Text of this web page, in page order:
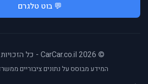
💬 בוט טלגרם
© 2026 CarCar.co.il - כל הזכויות שמורות
המידע מבוסס על נתונים ציבוריים